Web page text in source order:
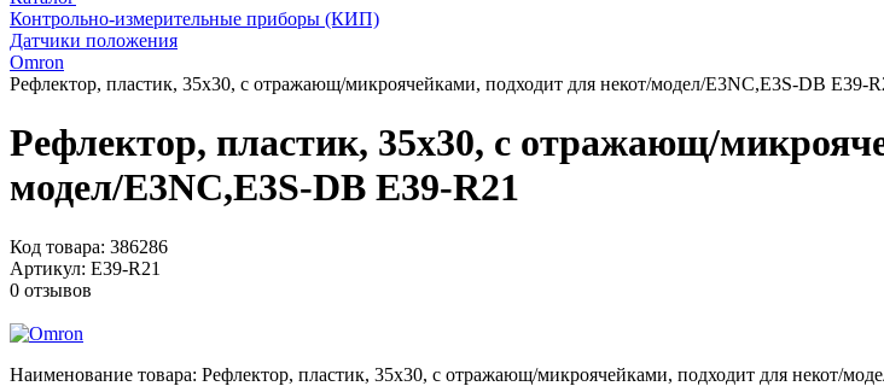
Контрольно-измерительные приборы (КИП)
Датчики положения
Omron
Рефлектор, пластик, 35x30, с отражающ/микроячейками, подходит для некот/модел/E3NC,E3S-DB E39-
Рефлектор, пластик, 35x30, с отражающ/
модел/E3NC,E3S-DB E39-R21
Код товара: 386286
Артикул: E39-R21
0 отзывов
Наименование товара: Рефлектор, пластик, 35x30, с отражающ/микроячейками, подходит для некот/